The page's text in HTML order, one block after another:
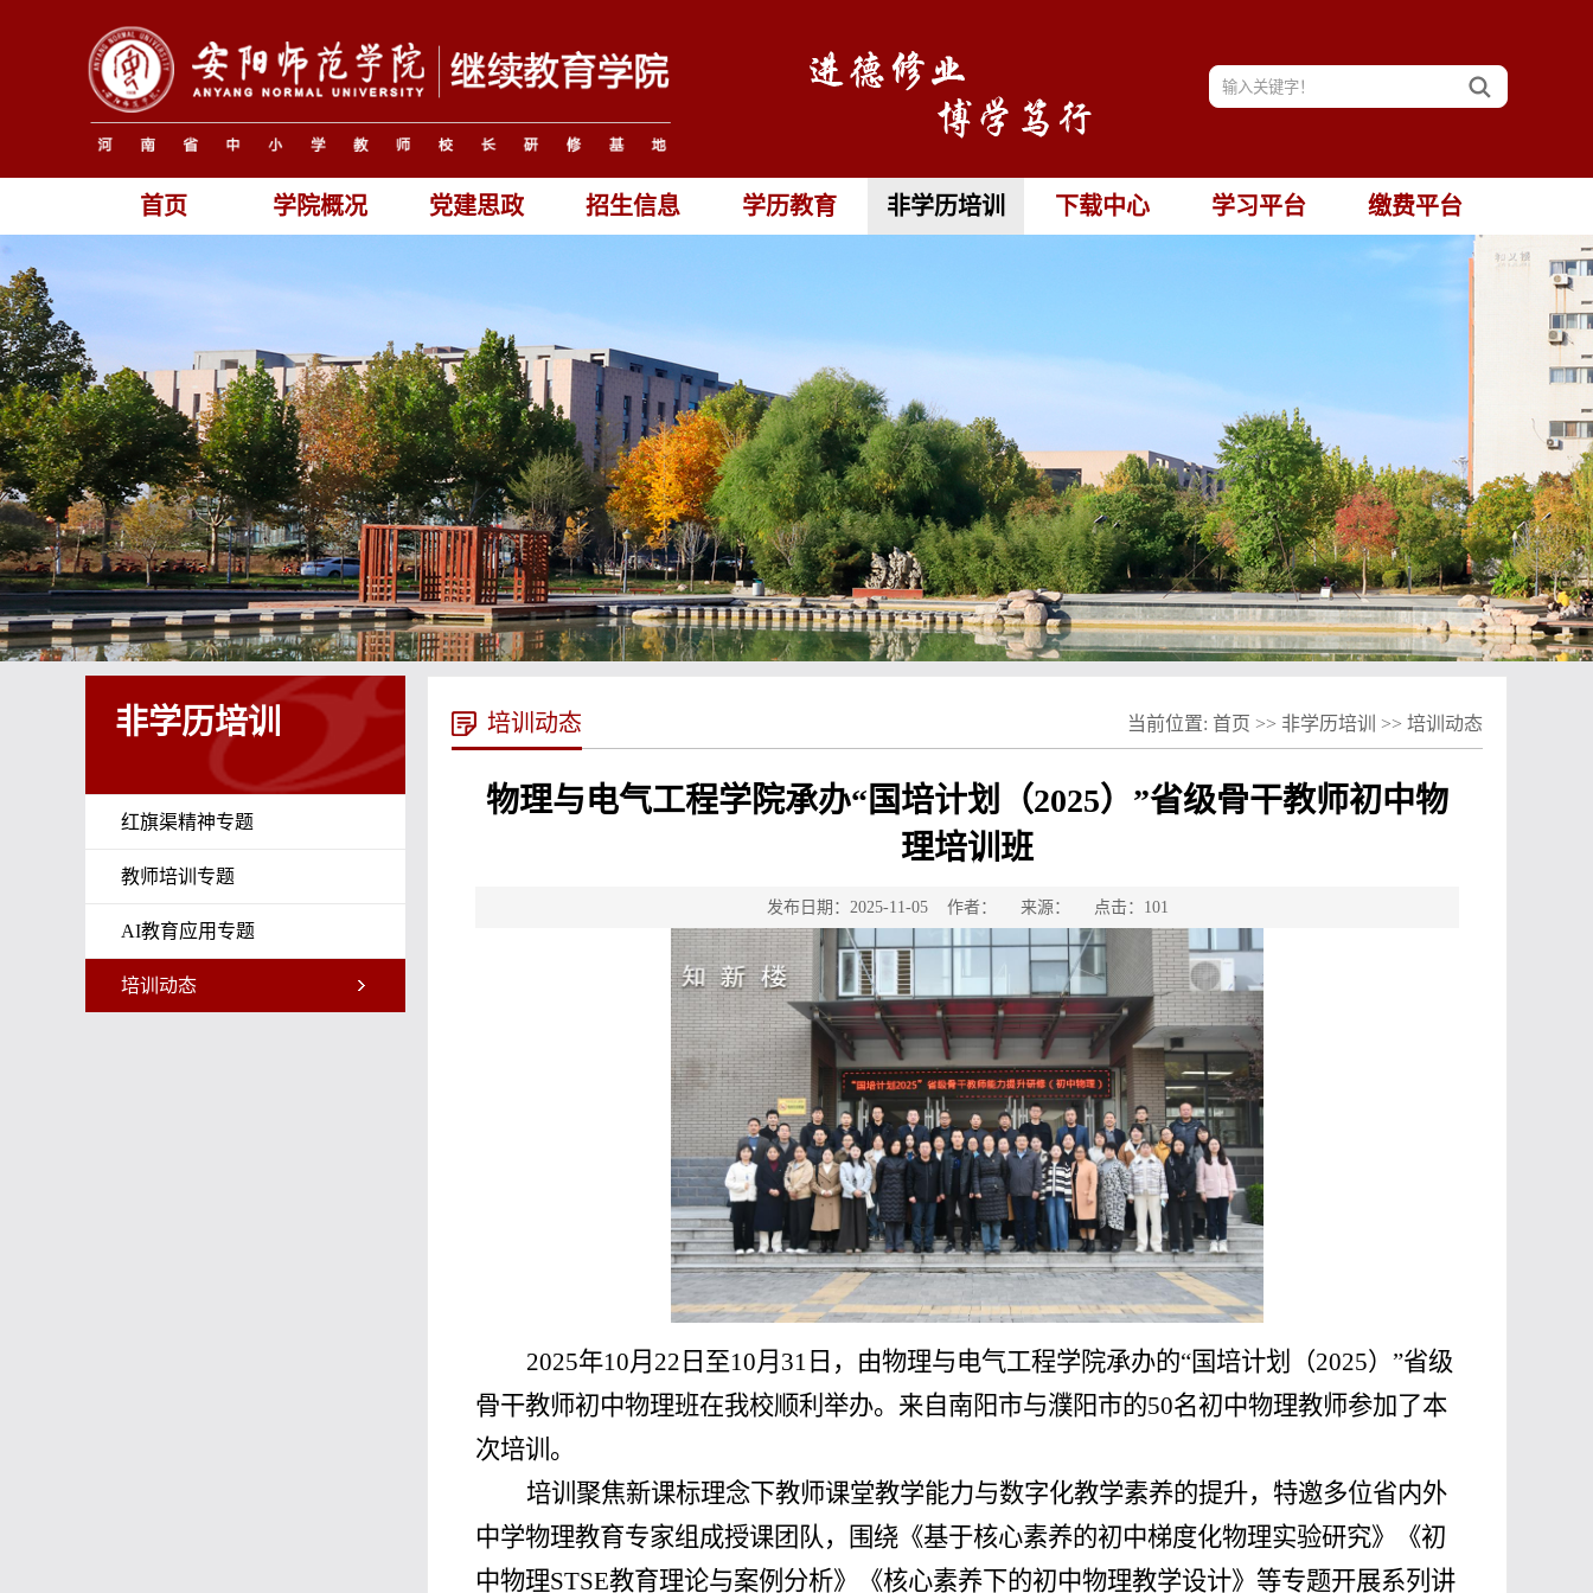
首页 学院概况 党建思政 招生信息 学历教育 非学历培训 下载中心 学习平台 缴费平台
非学历培训
红旗渠精神专题
教师培训专题
AI教育应用专题
培训动态
培训动态 当前位置: 首页 >> 非学历培训 >> 培训动态
物理与电气工程学院承办“国培计划（2025）”省级骨干教师初中物
理培训班
发布日期：2025-11-05 作者： 来源： 点击： 101
2025年10月 22 日至10月 31 日，由物理与电气工程学院承办的“国培计划（2025）”省级
骨干教师初中物理班在我校顺利举办。来自南阳市与濮阳市的50名初中物理教师参加了本
次培训。
培训聚焦新课标理念下教师课堂教学能力与数字化教学素养的提升，特邀多位省内外
中学物理教育专家组成授课团队，围绕《基于核心素养的初中梯度化物理实验研究》《初
中物理STSE教育理论与案例分析》《核心素养下的初中物理教学设计》等专题开展系列讲